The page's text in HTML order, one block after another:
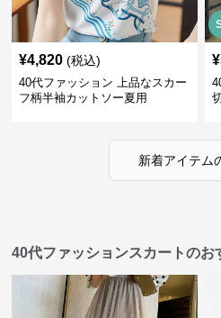
¥4,820 (税込)
40代ファッション 上品なスカー
フ柄半袖カットソー夏用
¥
新着アイテム
40代ファッションスカートのお